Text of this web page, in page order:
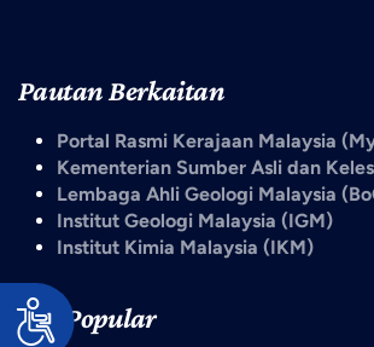
Pautan Berkaitan
Portal Rasmi Kerajaan Malaysia
Kementerian Sumber Asli dan
Lembaga Ahli Geologi Malaysia
Institut Geologi Malaysia (IGM)
Institut Kimia Malaysia (IKM)
Tag Popular